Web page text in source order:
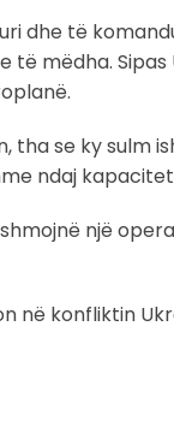
dhe të
mëdha.
tha se ky sulm
ndaj
një
në konfliktin